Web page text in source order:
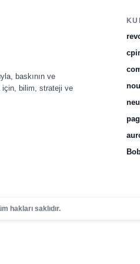
baskının ve
için, bilim, strateji ve
hakları saklıdır.